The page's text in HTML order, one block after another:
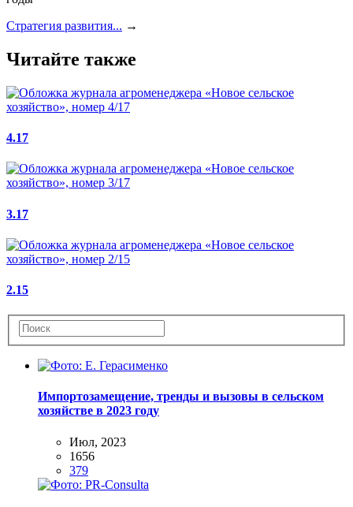
Стратегия развития... →
Читайте также
4.17
3.17
2.15
Импортозамещение, тренды и вызовы в сельском
хозяйстве в 2023 году
Июл, 2023
1656
379